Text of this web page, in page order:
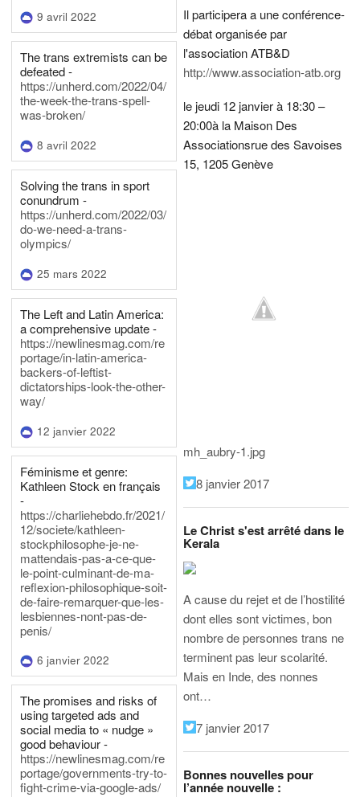
9 avril 2022
The trans extremists can be
defeated -
https://unherd.com/2022/04/
the-week-the-trans-spell-
was-broken/
8 avril 2022
Solving the trans in sport
conundrum -
https://unherd.com/2022/03/
do-we-need-a-trans-
olympics/
25 mars 2022
The Left and Latin America:
a comprehensive update -
https://newlinesmag.com/re
portage/in-latin-america-
backers-of-leftist-
dictatorships-look-the-other-
way/
12 janvier 2022
Féminisme et genre:
Kathleen Stock en français
-
https://charliehebdo.fr/2021/
12/societe/kathleen-
stockphilosophe-je-ne-
mattendais-pas-a-ce-que-
le-point-culminant-de-ma-
reflexion-philosophique-soit-
de-faire-remarquer-que-les-
lesbiennes-nont-pas-de-
penis/
6 janvier 2022
The promises and risks of
using targeted ads and
social media to « nudge »
good behaviour -
https://newlinesmag.com/re
portage/governments-try-to-
fight-crime-via-google-ads/
Il participera a une conférence-
débat organisée par
l'association ATB&D
http://www.association-atb.org
le jeudi 12 janvier à 18:30 –
20:00à la Maison Des
Associationsrue des Savoises
15, 1205 Genève
mh_aubry-1.jpg
8 janvier 2017
Le Christ s'est arrêté dans le
Kerala
A cause du rejet et de l’hostilité
dont elles sont victimes, bon
nombre de personnes trans ne
terminent pas leur scolarité.
Mais en Inde, des nonnes
ont…
7 janvier 2017
Bonnes nouvelles pour
l’année nouvelle :